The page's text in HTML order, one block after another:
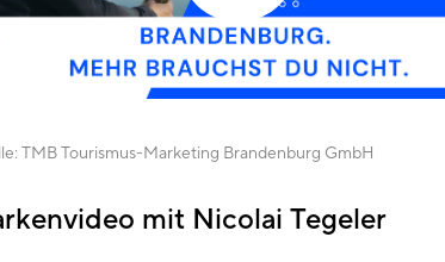
TMB Tourismus-Marketing Brandenburg GmbH
mit Nicolai Tegeler